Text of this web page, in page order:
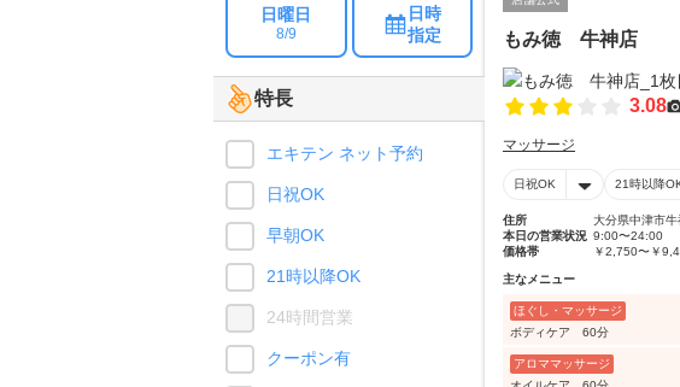
もみ徳 牛神店
3.08
マッサージ
日祝OK 21時以降
住所
大分県中津市
本日の営業状況 9:00〜24:00
価格帯
￥2,750〜￥
主なメニュー
ほぐし・マッサージ
ボディケア 60分
アロママッサージ
日曜日
8/9
日時
指定
特長
エキテン ネット予約
日祝OK
早朝OK
21時以降OK
24時間営業
クーポン有